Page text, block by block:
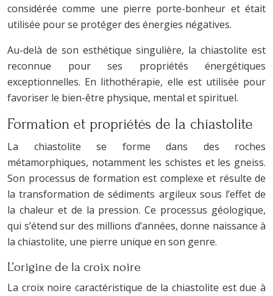
considérée comme une pierre porte-bonheur et était
utilisée pour se protéger des énergies négatives.
Au-delà de son esthétique singulière, la chiastolite est
reconnue pour ses propriétés énergétiques
exceptionnelles. En lithothérapie, elle est utilisée pour
favoriser le bien-être physique, mental et spirituel.
Formation et propriétés de la chiastolite
La chiastolite se forme dans des roches
métamorphiques, notamment les schistes et les gneiss.
Son processus de formation est complexe et résulte de
la transformation de sédiments argileux sous l’effet de
la chaleur et de la pression. Ce processus géologique,
qui s’étend sur des millions d’années, donne naissance à
la chiastolite, une pierre unique en son genre.
L’origine de la croix noire
La croix noire caractéristique de la chiastolite est due à